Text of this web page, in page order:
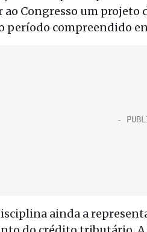
ao Congresso um
período compreendido
ainda a